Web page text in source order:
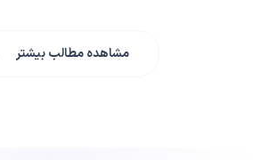
مشاهده مطالب بیشتر